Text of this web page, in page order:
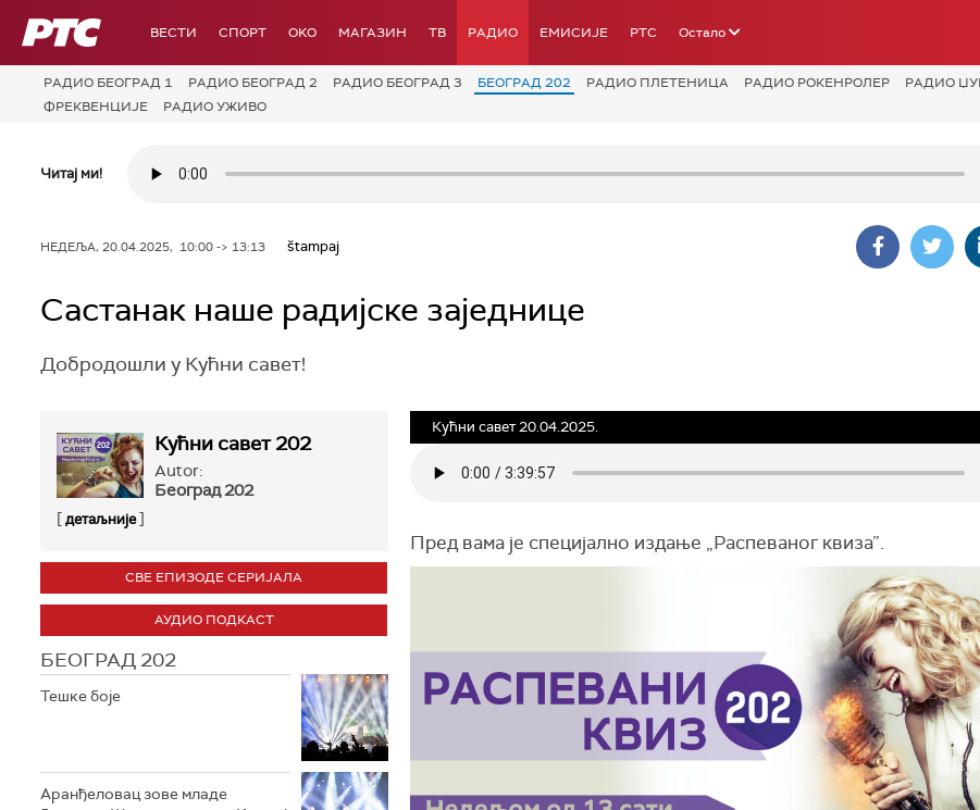
РТС ВЕСТИ СПОРТ OKO МАГАЗИН ТВ РАДИО ЕМИСИЈЕ РТС Остало
РАДИО БЕОГРАД 1 РАДИО БЕОГРАД 2 РАДИО БЕОГРАД 3 БЕОГРАД 202 РАДИО ПЛЕТЕНИЦА РАДИО РОКЕНРОЛЕР РАДИО
ФРЕКВЕНЦИЈЕ
РАДИО УЖИВО
Читај ми!
НЕДЕЉА, 20.04.2025, 10:00 -> 13:13 štampaj
Састанак наше радијске заједнице
Добродошли у Кућни савет!
Кућни савет 202
Autor:
Београд 202
[детаљније]
СВЕ ЕПИЗОДЕ СЕРИЈАЛА
АУДИО ПОДКАСТ
БЕОГРАД 202
Тешке боје
Аранђеловац зове младе
Кућни савет 20.04.2025.
Пред вама је специјално издање „Распеваног квиза”.